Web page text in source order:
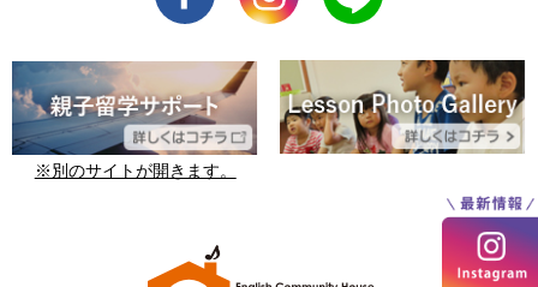
※別のサイトが開きます。